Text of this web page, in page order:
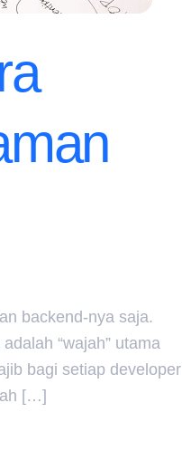
backend-nya saja.
“wajah” utama
bagi setiap developer
[…]